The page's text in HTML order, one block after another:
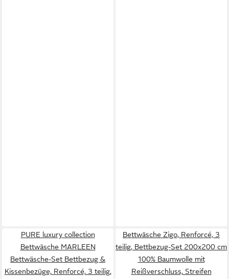
PURE luxury collection
Bettwäsche MARLEEN
Bettwäsche-Set Bettbezug &
Kissenbezüge, Renforcé, 3 teilig,
Bettwäsche Zigo, Renforcé, 3
teilig, Bettbezug-Set 200x200 cm
100% Baumwolle mit
Reißverschluss, Streifen